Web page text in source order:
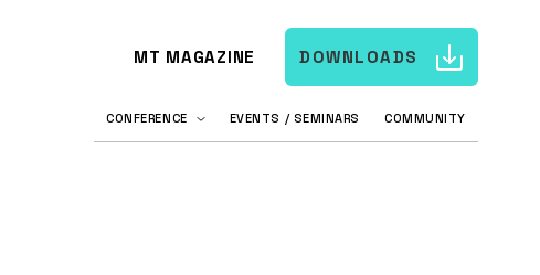
DOWNLOADS
MT MAGAZINE
CONFERENCE EVENTS / SEMINARS COMMUNITY